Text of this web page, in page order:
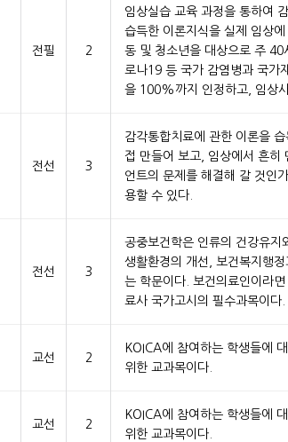
전필 2
임상실습 교육 과정을 통하여
습득한 이론지식을 실제 임상
동 및 청소년을 대상으로 주
로나19 등 국가 감염병과 국가
을 100%까지 인정하고, 임상
전선 3
감각통합치료에 관한 이론을
접 만들어 보고, 임상에서 흔히
언트의 문제를 해결해 갈 것인
용할 수 있다.
전선 3
공중보건학은 인류의 건강유지
생활환경의 개선, 보건복지행
는 학문이다. 보건의료인이라
료사 국가고시의 필수과목이다.
교선 2
KOICA에 참여하는 학생들에
위한 교과목이다.
교선 2
KOICA에 참여하는 학생들에
위한 교과목이다.